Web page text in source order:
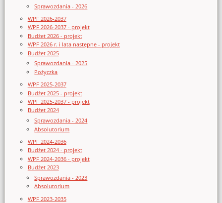
Sprawozdania - 2026
WPF 2026-2037
WPF 2026-2037 - projekt
Budżet 2026 - projekt
WPF 2026 r. i lata następne - projekt
Budżet 2025
Sprawozdania - 2025
Pożyczka
WPF 2025-2037
Budżet 2025 - projekt
WPF 2025-2037 - projekt
Budżet 2024
Sprawozdania - 2024
Absolutorium
WPF 2024-2036
Budżet 2024 - projekt
WPF 2024-2036 - projekt
Budżet 2023
Sprawozdania - 2023
Absolutorium
WPF 2023-2035